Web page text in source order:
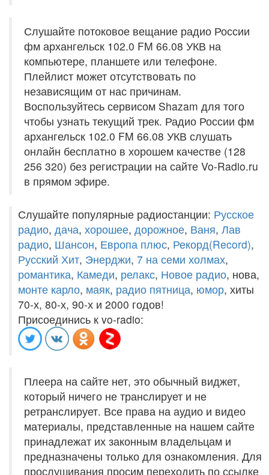
Слушайте потоковое вещание радио России
фм архангельск 102.0 FM 66.08 УКВ на
компьютере, планшете или телефоне.
Плейлист может отсутствовать по
независящим от нас причинам.
Воспользуйтесь сервисом Shazam для того
чтобы узнать текущий трек. Радио России фм
архангельск 102.0 FM 66.08 УКВ слушать
онлайн бесплатно в хорошем качестве (128
256 320) без регистрации на сайте Vo-Radio.ru
в прямом эфире.
Слушайте популярные радиостанции: Русское
радио, дача, хорошее, дорожное, Ваня, Лав
радио, Шансон, Европа плюс, Рекорд(Record),
Русский Хит, Энерджи, 7 на семи холмах,
романтика, Камеди, релакс, Новое радио, нова,
монте карло, маяк, радио пятница, юмор, хиты
70-х, 80-х, 90-х и 2000 годов!
Присоединись к vo-radio:
Плеера на сайте нет, это обычный виджет,
который ничего не транслирует и не
ретранслирует. Все права на аудио и видео
материалы, представленные на нашем сайте
принадлежат их законным владельцам и
предназначены только для ознакомления. Для
прослушивания просим переходить по ссылке